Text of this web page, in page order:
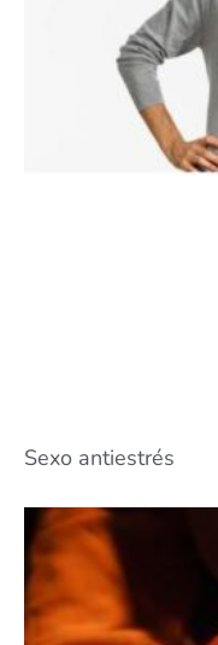
Sexo antiestrés